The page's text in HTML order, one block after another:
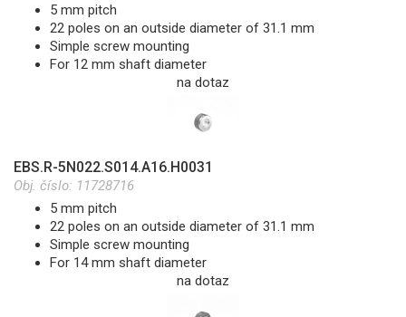
5 mm pitch
22 poles on an outside diameter of 31.1 mm
Simple screw mounting
For 12 mm shaft diameter
na dotaz
EBS.R-5N022.S014.A16.H0031
Obj. číslo: 11728716
5 mm pitch
22 poles on an outside diameter of 31.1 mm
Simple screw mounting
For 14 mm shaft diameter
na dotaz